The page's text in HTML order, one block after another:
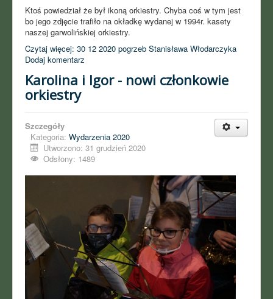
Ktoś powiedział że był ikoną orkiestry. Chyba coś w tym jest
bo jego zdjęcie trafiło na okładkę wydanej w 1994r. kasety
naszej garwolińskiej orkiestry.
Czytaj więcej: 30 12 2020 pogrzeb Stanisława Włodarczyka
Dodaj komentarz
Karolina i Igor - nowi członkowie
orkiestry
Szczegóły
Kategoria: Wydarzenia 2020
Utworzono: 31 grudzień 2020
Odsłony: 1489